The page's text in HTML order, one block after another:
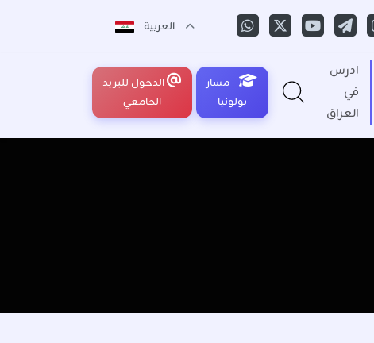
العربية
ادرس
في
العراق
مسار
بولونيا
الدخول للبريد
الجامعي